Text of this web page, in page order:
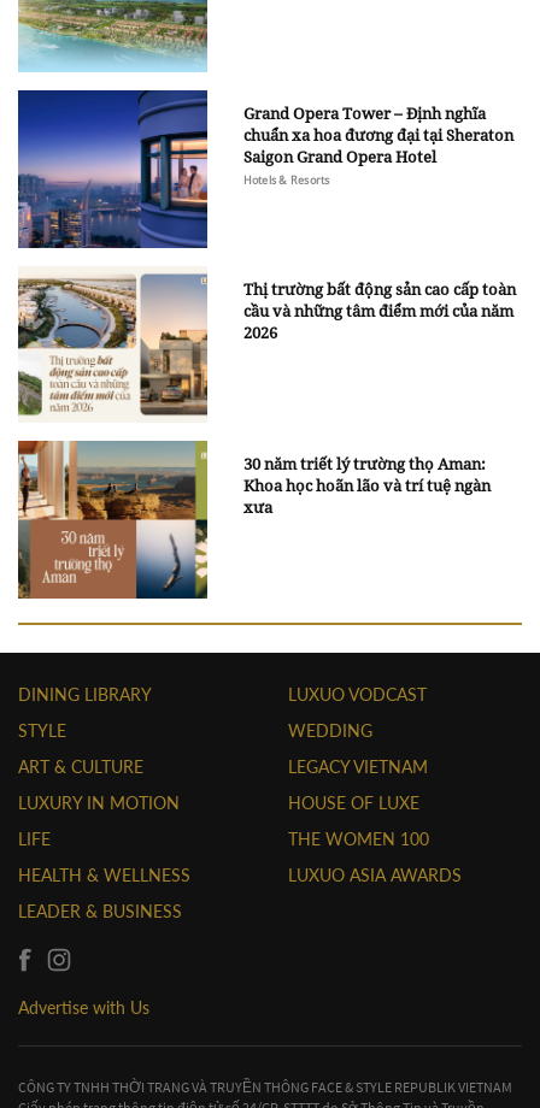
Grand Opera Tower – Định nghĩa
chuẩn xa hoa đương đại tại Sheraton
Saigon Grand Opera Hotel
Hotels & Resorts
Thị trường bất động sản cao cấp toàn
cầu và những tâm điểm mới của năm
2026
30 năm triết lý trường thọ Aman:
Khoa học hoãn lão và trí tuệ ngàn
xưa
DINING LIBRARY
STYLE
ART & CULTURE
LUXURY IN MOTION
LIFE
HEALTH & WELLNESS
LEADER & BUSINESS
LUXUO VODCAST
WEDDING
LEGACY VIETNAM
HOUSE OF LUXE
THE WOMEN 100
LUXUO ASIA AWARDS
Advertise with Us
CÔNG TY TNHH THỜI TRANG VÀ TRUYỀN THÔNG FACE & STYLE REPUBLIK VIETNAM